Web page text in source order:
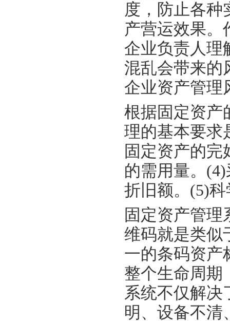
度，防止各种
产营运效果。
企业负责人理
混乱会带来的
企业资产管理
根据固定资产
理的基本要求
固定资产的
的需用量。
折旧额。(5)
固定资产管
维码就是类似
一的条码资产
整个生命周期
系统不仅解决
明、设备不清